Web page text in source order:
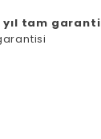
yıl tam garanti